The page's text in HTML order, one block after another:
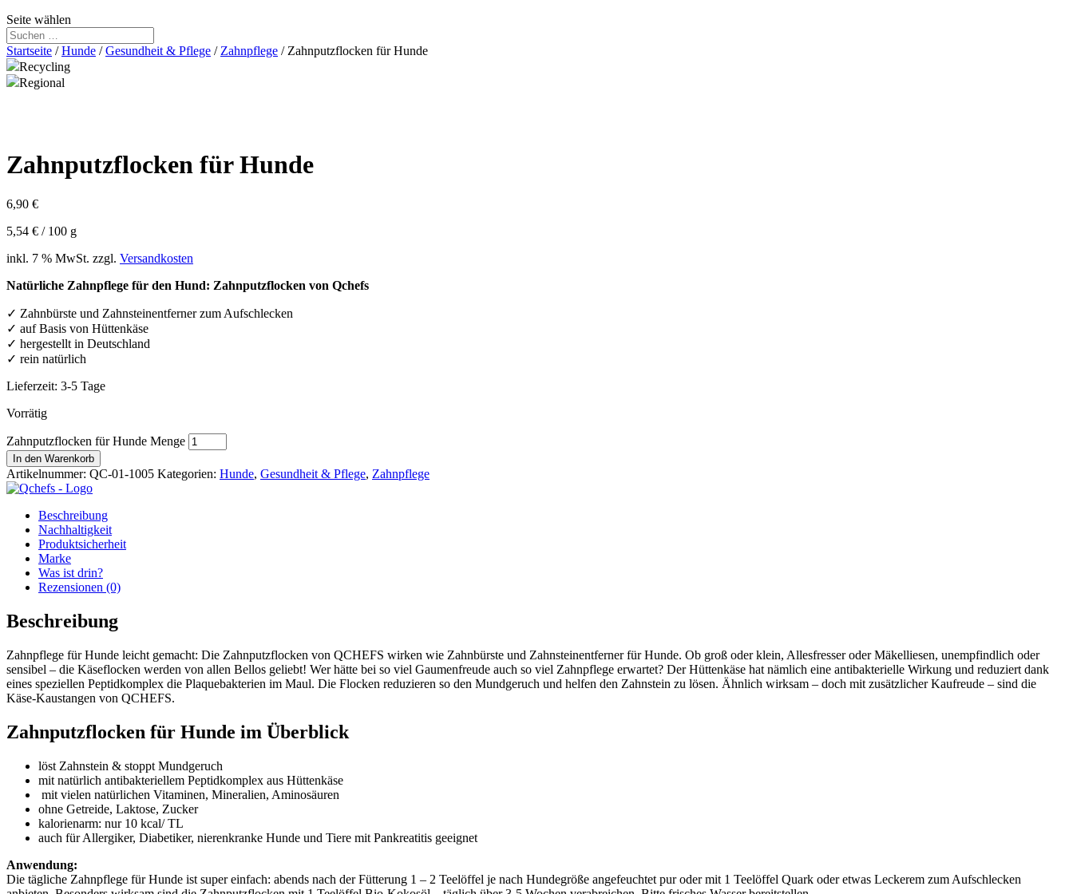
Seite wählen
Startseite /Hunde /Gesundheit & Pflege / Zahnpflege / Zahnputzflocken für Hunde
Recycling
Regional
Zahnputzflocken für Hunde
6,90 €
5,54 € / 100 g
inkl. 7 % MwSt. zzgl. Versandkosten
Natürliche Zahnpflege für den Hund: Zahnputzflocken von Qchefs
✓ Zahnbürste und Zahnsteinentferner zum Aufschlecken
✓ auf Basis von Hüttenkäse
✓ hergestellt in Deutschland
✓ rein natürlich
Lieferzeit: 3-5 Tage
Vorrätig
Zahnputzflocken für Hunde Menge
In den Warenkorb
Artikelnummer: QC-01-1005 Kategorien: Hunde, Gesundheit & Pflege, Zahnpflege
Beschreibung
Nachhaltigkeit
Produktsicherheit
Marke
Was ist drin?
Rezensionen (0)
Beschreibung
Zahnpflege für Hunde leicht gemacht: Die Zahnputzflocken von QCHEFS wirken wie Zahnbürste und Zahnsteinentferner für Hunde. Ob groß oder klein, Allesfresser oder Mäkelliesen, unempfindlich oder
sensibel – die Käseflocken werden von allen Bellos geliebt! Wer hätte bei so viel Gaumenfreude auch so viel Zahnpflege erwartet? Der Hüttenkäse hat nämlich eine antibakterielle Wirkung und reduziert dank
eines speziellen Peptidkomplex die Plaquebakterien im Maul. Die Flocken reduzieren so den Mundgeruch und helfen den Zahnstein zu lösen. Ähnlich wirksam – doch mit zusätzlicher Kaufreude – sind die
Käse-Kaustangen von QCHEFS.
Zahnputzflocken für Hunde im Überblick
löst Zahnstein & stoppt Mundgeruch
mit natürlich antibakteriellem Peptidkomplex aus Hüttenkäse
mit vielen natürlichen Vitaminen, Mineralien, Aminosäuren
ohne Getreide, Laktose, Zucker
kalorienarm: nur 10 kcal/ TL
auch für Allergiker, Diabetiker, nierenkranke Hunde und Tiere mit Pankreatitis geeignet
Anwendung:
Die tägliche Zahnpflege für Hunde ist super einfach: abends nach der Fütterung 1 – 2 Teelöffel je nach Hundegröße angefeuchtet pur oder mit 1 Teelöffel Quark oder etwas Leckerem zum Aufschlecken